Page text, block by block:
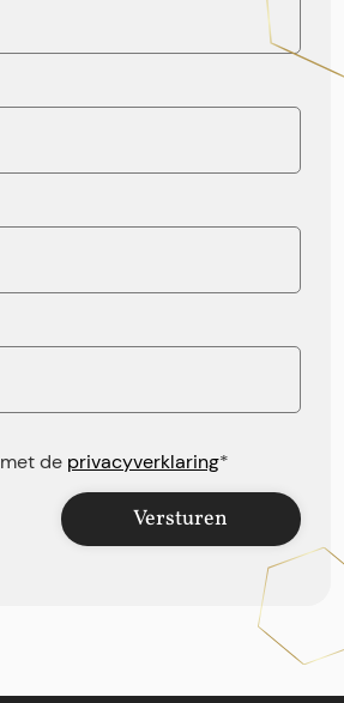
de privacyverklaring*
Versturen